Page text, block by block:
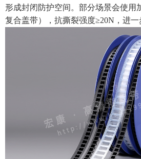
形成封闭防护空间。部分场景会使用
复合盖带），抗撕裂强度≥20N，进一